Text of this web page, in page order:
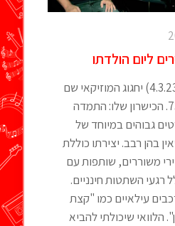
בסוף השבוע הזה (4.3.23) יחגוג המוזיקאי שם
טוב לוי יום הולדת 73. הכישרון שלו: התמדה
גבוהים במיוחד של
בהן רבב. יצירתו כוללת
משוררים, שותפות עם
רגעי השתטות חינניים.
עילאיים כמו "קצת
הלוואי שיכולתי להביא